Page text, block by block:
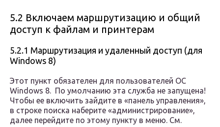
5.2 Включаем маршрутизацию и общий
доступ к файлам и принтерам
5.2.1 Маршрутизация и удаленный доступ (для
Windows 8)
Этот пункт обязателен для пользователей ОС
Windows 8. По умолчанию эта служба не запущена!
Чтобы ее включить зайдите в «панель управления»,
в строке поиска наберите «администрирование»,
далее перейдите по этому пункту в меню. См.